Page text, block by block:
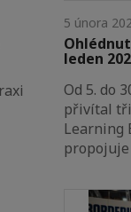
5 února
leden
Od 5. do
přivítal tři
Learning